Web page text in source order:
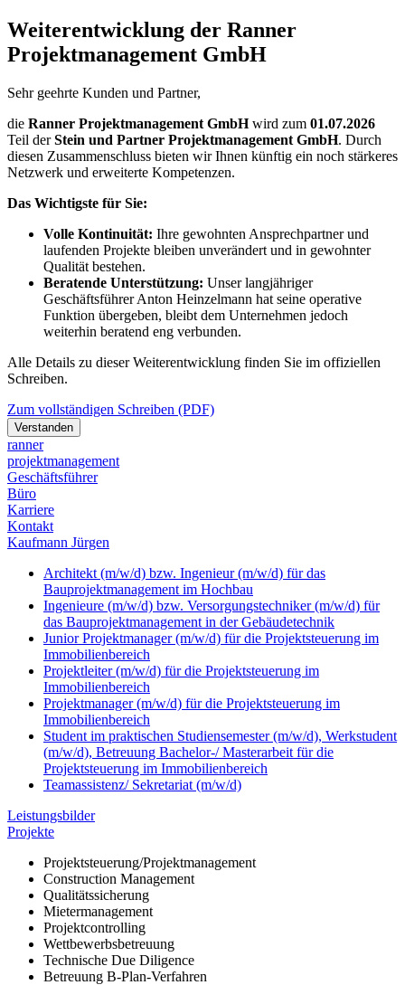
Weiterentwicklung der Ranner
Projektmanagement GmbH
Sehr geehrte Kunden und Partner,
die Ranner Projektmanagement GmbHwird zum 01.07.2026
Teil derStein und Partner Projektmanagement GmbH. Durch
diesen Zusammenschluss bieten wir Ihnen künftig ein noch stärkeres
Netzwerk und erweiterte Kompetenzen.
Das Wichtigste für Sie:
Volle Kontinuität: Ihre gewohnten Ansprechpartner und
laufenden Projekte bleiben unverändert und in gewohnter
Qualität bestehen.
Beratende Unterstützung: Unser langjähriger
Geschäftsführer Anton Heinzelmann hat seine operative
Funktion übergeben, bleibt dem Unternehmen jedoch
weiterhin beratend eng verbunden.
Alle Details zu dieser Weiterentwicklung finden Sie im offiziellen
Schreiben.
Zum vollständigen Schreiben (PDF)
Verstanden
ranner
projektmanagement
Geschäftsführer
Büro
Karriere
Kontakt
Kaufmann Jürgen
Architekt (m/w/d) bzw. Ingenieur (m/w/d) für das
Bauprojektmanagement im Hochbau
Ingenieure (m/w/d) bzw. Versorgungstechniker (m/w/d) für
das Bauprojektmanagement in der Gebäudetechnik
Junior Projektmanager (m/w/d) für die Projektsteuerung im
Immobilienbereich
Projektleiter (m/w/d) für die Projektsteuerung im
Immobilienbereich
Projektmanager (m/w/d) für die Projektsteuerung im
Immobilienbereich
Student im praktischen Studiensemester (m/w/d), Werkstudent
(m/w/d), Betreuung Bachelor-/ Masterarbeit für die
Projektsteuerung im Immobilienbereich
Teamassistenz/ Sekretariat (m/w/d)
Leistungsbilder
Projekte
Projektsteuerung/Projektmanagement
Construction Management
Qualitätssicherung
Mietermanagement
Projektcontrolling
Wettbewerbsbetreuung
Technische Due Diligence
Betreuung B-Plan-Verfahren